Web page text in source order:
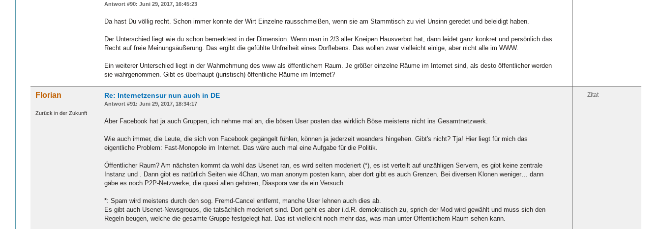
Antwort #90: Juni 29, 2017, 16:45:23
Da hast Du völlig recht. Schon immer konnte der Wirt Einzelne rausschmeißen, wenn sie am Stammtisch zu viel Unsinn geredet und beleidigt haben.
Der Unterschied liegt wie du schon bemerktest in der Dimension. Wenn man in 2/3 aller Kneipen Hausverbot hat, dann leidet ganz konkret und persönlich das
Recht auf freie Meinungsäußerung. Das ergibt die gefühlte Unfreiheit eines Dorflebens. Das wollen zwar vielleicht einige, aber nicht alle im WWW.
Ein weiterer Unterschied liegt in der Wahrnehmung des www als öffentlichem Raum. Je größer einzelne Räume im Internet sind, als desto öffentlicher werden
sie wahrgenommen. Gibt es überhaupt (juristisch) öffentliche Räume im Internet?
Florian
Zurück in der Zukunft
Zitat
Re: Internetzensur nun auch in DE
Antwort #91: Juni 29, 2017, 18:34:17
Aber Facebook hat ja auch Gruppen, ich nehme mal an, die bösen User posten das wirklich Böse meistens nicht ins Gesamtnetzwerk.
Wie auch immer, die Leute, die sich von Facebook gegängelt fühlen, können ja jederzeit woanders hingehen. Gibt's nicht? Tja! Hier liegt für mich das
eigentliche Problem: Fast-Monopole im Internet. Das wäre auch mal eine Aufgabe für die Politik.
Öffentlicher Raum? Am nächsten kommt da wohl das Usenet ran, es wird selten moderiert (*), es ist verteilt auf unzähligen Servern, es gibt keine zentrale
Instanz und . Dann gibt es natürlich Seiten wie 4Chan, wo man anonym posten kann, aber dort gibt es auch Grenzen. Bei diversen Klonen weniger… dann
gäbe es noch P2P-Netzwerke, die quasi allen gehören, Diaspora war da ein Versuch.
*: Spam wird meistens durch den sog. Fremd-Cancel entfernt, manche User lehnen auch dies ab.
Es gibt auch Usenet-Newsgroups, die tatsächlich moderiert sind. Dort geht es aber i.d.R. demokratisch zu, sprich der Mod wird gewählt und muss sich den
Regeln beugen, welche die gesamte Gruppe festgelegt hat. Das ist vielleicht noch mehr das, was man unter Öffentlichem Raum sehen kann.